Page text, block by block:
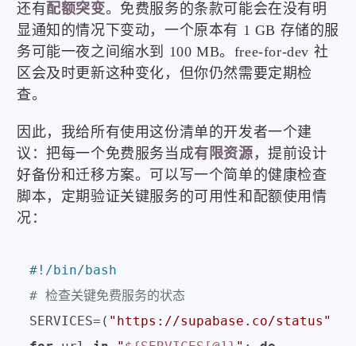
还有配额突变。免费服务的条款可能会在没有明
显通知的情况下变动，一个原本有 1 GB 存储的服
务可能一夜之间缩水到 100 MB。free-for-dev 社
区会及时更新这种变化，但你仍然需要定期检
查。
因此，我给所有使用这份清单的开发者一个建
议：把每一个免费服务当成有限资源 ，提前设计
好备份和迁移方案。可以写一个简单的健康检查
脚本，定期验证关键服务的可用性和配额使用情
况：
#!/bin/bash
# 检查关键免费服务的状态
SERVICES=( "https://supabase.co/status"